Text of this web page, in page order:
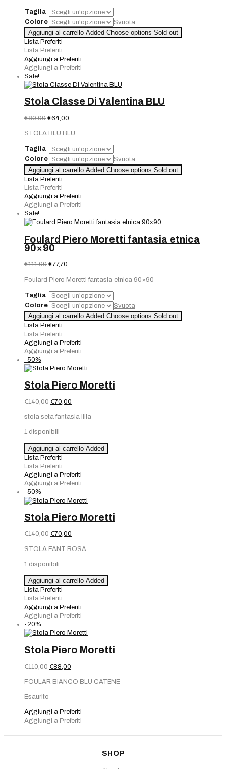
era:
€80,00.
è:
€64,00.
Taglia
Colore
Svuota
Aggiungi al carrello Added Choose options Sold out
Lista Preferiti
Lista Preferiti
Aggiungi a Preferiti
Aggiungi a Preferiti
Sale!
Stola Classe Di Valentina BLU
€80,00 Il
originale
era:
€80,00.
€64,00
attuale
è:
€64,00.
STOLA BLU BLU
Taglia
Colore
Svuota
Aggiungi al carrello Added Choose options Sold out
Lista Preferiti
Lista Preferiti
Aggiungi a Preferiti
Aggiungi a Preferiti
Sale!
Foulard Piero Moretti fantasia etnica
90×90
€111,00 Il
originale
€111,00.
€77,70
attuale
€77,70.
Foulard Piero Moretti fantasia etnica 90×90
Taglia
Colore
Svuota
Aggiungi al carrello Added Choose options Sold out
Lista Preferiti
Lista Preferiti
Aggiungi a Preferiti
Aggiungi a Preferiti
-50%
Stola Piero Moretti
€140,00 Il
originale
€140,00.
€70,00
attuale
stola seta fantasia lilla
1 disponibili
Stola
Piero
Moretti
quantità
Aggiungi al carrello Added
Lista Preferiti
Lista Preferiti
Aggiungi a Preferiti
Aggiungi a Preferiti
-50%
Stola Piero Moretti
€140,00 Il
originale
€140,00.
€70,00
attuale
STOLA FANT ROSA
1 disponibili
Stola
Piero
Moretti
quantità
Aggiungi al carrello Added
Lista Preferiti
Lista Preferiti
Aggiungi a Preferiti
Aggiungi a Preferiti
-20%
Stola Piero Moretti
€110,00 Il
originale
€88,00
attuale
FOULAR BIANCO BLU CATENE
Esaurito
Aggiungi a Preferiti
Aggiungi a Preferiti
SHOP